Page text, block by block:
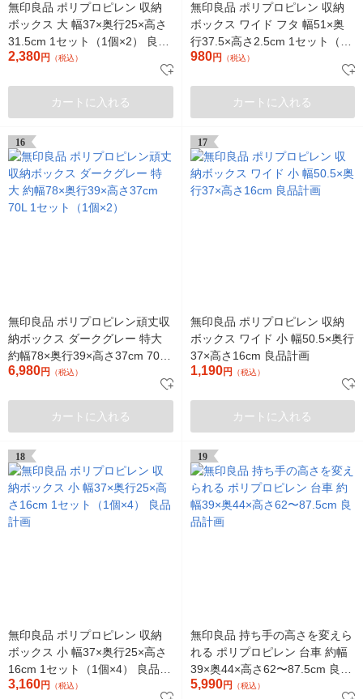
無印良品 ポリプロピレン 収納
ボックス 大 幅37×奥行25×高さ
31.5cm 1セット（1個×2） 良品
計画
2,380円 （税込）
カートに入れる
無印良品 ポリプロピレン 収納
ボックス ワイド フタ 幅51×奥
行37.5×高さ2.5cm 1セット（1
個×2） 良品計画
980円 （税込）
カートに入れる
16
無印良品 ポリプロピレン頑丈収
納ボックス ダークグレー 特大
約幅78×奥行39×高さ37cm 70L
1セット（1個×2）
6,980円 （税込）
カートに入れる
17
無印良品 ポリプロピレン 収納
ボックス ワイド 小 幅50.5×奥行
37×高さ16cm 良品計画
1,190円 （税込）
カートに入れる
18
無印良品 ポリプロピレン 収納
ボックス 小 幅37×奥行25×高さ
16cm 1セット（1個×4） 良品計
画
3,160円 （税込）
19
無印良品 持ち手の高さを変えら
れる ポリプロピレン 台車 約幅
39×奥44×高さ62〜87.5cm 良品
計画
5,990円 （税込）